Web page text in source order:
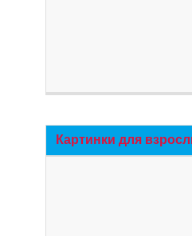
Картинки для